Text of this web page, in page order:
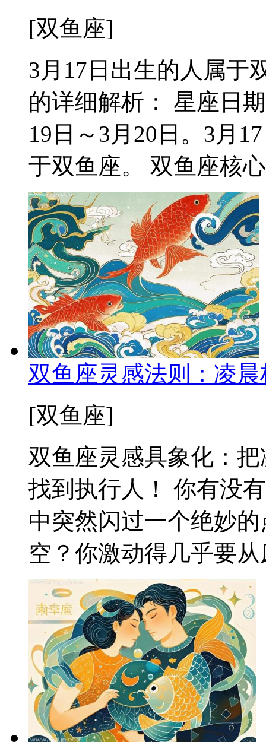
[双鱼座]
3月17日出生的人属于
的详细解析： 星座日
19日～3月20日。3月
于双鱼座。 双鱼座核
双鱼座灵感法则：凌
[双鱼座]
双鱼座灵感具象化：
找到执行人！ 你有没
中突然闪过一个绝妙
空？你激动得几乎要